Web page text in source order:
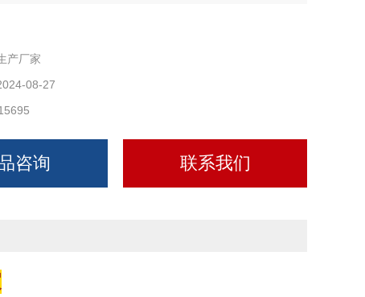
产厂家
08-27
咨询 联系我们